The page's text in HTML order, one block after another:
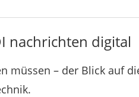
nachrichten digital
müssen – der Blick auf